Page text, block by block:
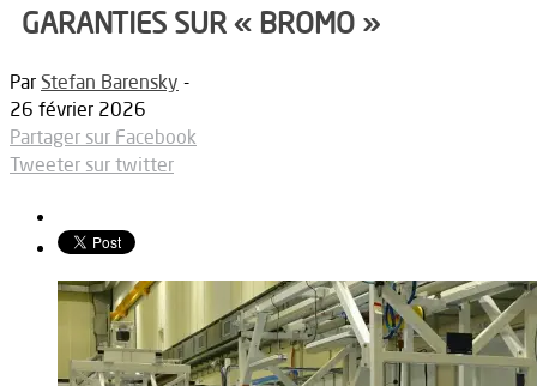
GARANTIES SUR « BROMO »
Par Stefan Barensky -
26 février 2026
Partager sur Facebook
Tweeter sur twitter